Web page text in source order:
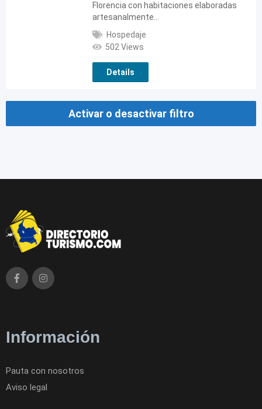
Florencia con habitaciones elaboradas
artesanalmente…
Hospedaje
502 Views
Details
Activar o desactivar filtro
Información
Pauta con nosotros
Aviso legal